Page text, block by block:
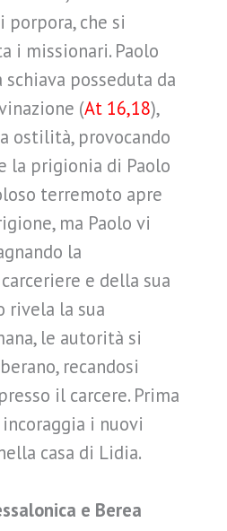
porpora, che si
i missionari. Paolo
posseduta da
(At 16,18),
ostilità, provocando
la prigionia di Paolo
terremoto apre
ma Paolo vi
la
e della sua
rivela la sua
le autorità si
recandosi
il carcere. Prima
i nuovi
casa di Lidia.
e Berea